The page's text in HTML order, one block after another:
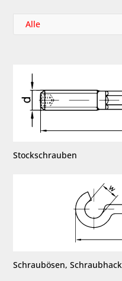
Alle
Stockschrauben
Schraubösen,